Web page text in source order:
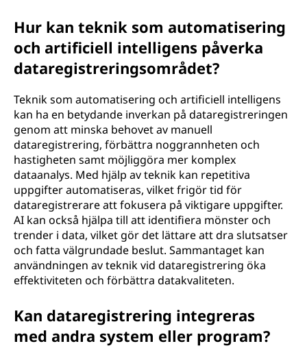
Hur kan teknik som automatisering
och artificiell intelligens påverka
dataregistreringsområdet?
Teknik som automatisering och artificiell intelligens
kan ha en betydande inverkan på dataregistreringen
genom att minska behovet av manuell
dataregistrering, förbättra noggrannheten och
hastigheten samt möjliggöra mer komplex
dataanalys. Med hjälp av teknik kan repetitiva
uppgifter automatiseras, vilket frigör tid för
dataregistrerare att fokusera på viktigare uppgifter.
AI kan också hjälpa till att identifiera mönster och
trender i data, vilket gör det lättare att dra slutsatser
och fatta välgrundade beslut. Sammantaget kan
användningen av teknik vid dataregistrering öka
effektiviteten och förbättra datakvaliteten.
Kan dataregistrering integreras
med andra system eller program?